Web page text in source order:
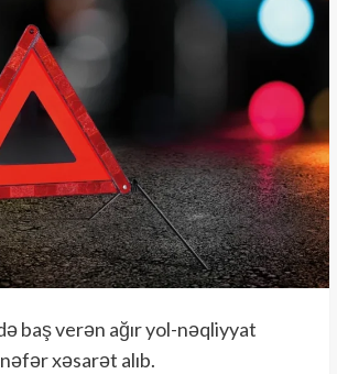
baş verən ağır yol-nəqliyyat
xəsarət alıb.